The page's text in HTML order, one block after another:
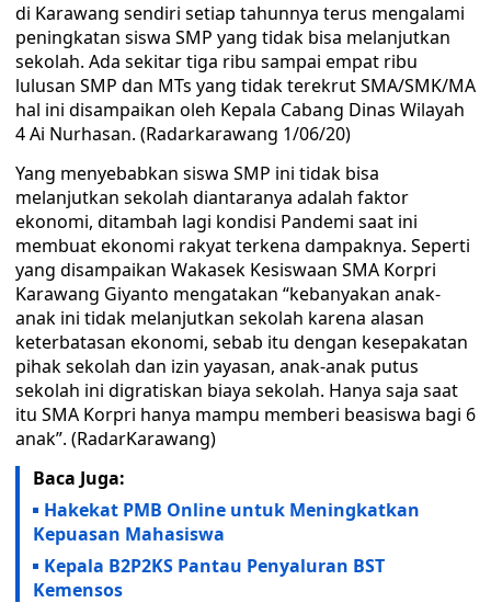
di Karawang sendiri setiap tahunnya terus mengalami
peningkatan siswa SMP yang tidak bisa melanjutkan
sekolah. Ada sekitar tiga ribu sampai empat ribu
lulusan SMP dan MTs yang tidak terekrut SMA/SMK/MA
hal ini disampaikan oleh Kepala Cabang Dinas Wilayah
4 Ai Nurhasan. (Radarkarawang 1/06/20)
Yang menyebabkan siswa SMP ini tidak bisa
melanjutkan sekolah diantaranya adalah faktor
ekonomi, ditambah lagi kondisi Pandemi saat ini
membuat ekonomi rakyat terkena dampaknya. Seperti
yang disampaikan Wakasek Kesiswaan SMA Korpri
Karawang Giyanto mengatakan “kebanyakan anak-
anak ini tidak melanjutkan sekolah karena alasan
keterbatasan ekonomi, sebab itu dengan kesepakatan
pihak sekolah dan izin yayasan, anak-anak putus
sekolah ini digratiskan biaya sekolah. Hanya saja saat
itu SMA Korpri hanya mampu memberi beasiswa bagi 6
anak”. (RadarKarawang)
Baca Juga:
Hakekat PMB Online untuk Meningkatkan
Kepuasan Mahasiswa
Kepala B2P2KS Pantau Penyaluran BST
Kemensos